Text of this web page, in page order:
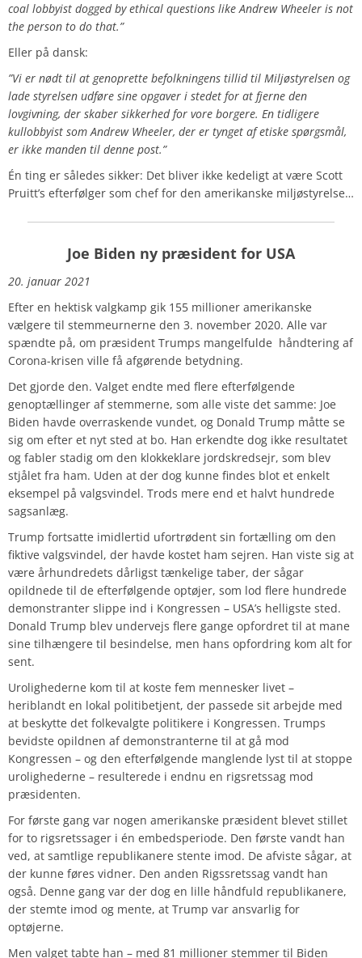
coal lobbyist dogged by ethical questions like Andrew Wheeler is not
the person to do that.”
Eller på dansk:
”Vi er nødt til at genoprette befolkningens tillid til Miljøstyrelsen og
lade styrelsen udføre sine opgaver i stedet for at fjerne den
lovgivning, der skaber sikkerhed for vore borgere. En tidligere
kullobbyist som Andrew Wheeler, der er tynget af etiske spørgsmål,
er ikke manden til denne post.”
Én ting er således sikker: Det bliver ikke kedeligt at være Scott
Pruitt’s efterfølger som chef for den amerikanske miljøstyrelse…
Joe Biden ny præsident for USA
20. januar 2021
Efter en hektisk valgkamp gik 155 millioner amerikanske
vælgere til stemmeurnerne den 3. november 2020. Alle var
spændte på, om præsident Trumps mangelfulde håndtering af
Corona-krisen ville få afgørende betydning.
Det gjorde den. Valget endte med flere efterfølgende
genoptællinger af stemmerne, som alle viste det samme: Joe
Biden havde overraskende vundet, og Donald Trump måtte se
sig om efter et nyt sted at bo. Han erkendte dog ikke resultatet
og fabler stadig om den klokkeklare jordskredsejr, som blev
stjålet fra ham. Uden at der dog kunne findes blot et enkelt
eksempel på valgsvindel. Trods mere end et halvt hundrede
sagsanlæg.
Trump fortsatte imidlertid ufortrødent sin fortælling om den
fiktive valgsvindel, der havde kostet ham sejren. Han viste sig at
være århundredets dårligst tænkelige taber, der sågar
opildnede til de efterfølgende optøjer, som lod flere hundrede
demonstranter slippe ind i Kongressen – USA’s helligste sted.
Donald Trump blev undervejs flere gange opfordret til at mane
sine tilhængere til besindelse, men hans opfordring kom alt for
sent.
Urolighederne kom til at koste fem mennesker livet –
heriblandt en lokal politibetjent, der passede sit arbejde med
at beskytte det folkevalgte politikere i Kongressen. Trumps
bevidste opildnen af demonstranterne til at gå mod
Kongressen – og den efterfølgende manglende lyst til at stoppe
urolighederne – resulterede i endnu en rigsretssag mod
præsidenten.
For første gang var nogen amerikanske præsident blevet stillet
for to rigsretssager i én embedsperiode. Den første vandt han
ved, at samtlige republikanere stente imod. De afviste sågar, at
der kunne føres vidner. Den anden Rigssretssag vandt han
også. Denne gang var der dog en lille håndfuld republikanere,
der stemte imod og mente, at Trump var ansvarlig for
optøjerne.
Men valget tabte han – med 81 millioner stemmer til Biden